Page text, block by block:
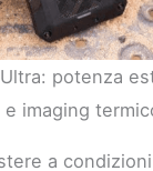
potenza
imaging
a